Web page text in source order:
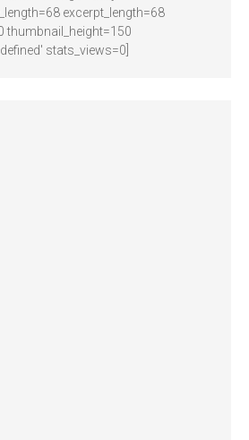
excerpt_length=68
thumbnail_height=150
stats_views=0]